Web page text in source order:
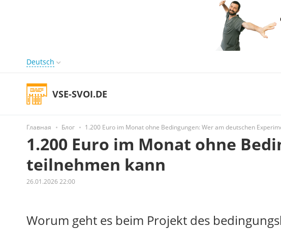
Deutsch
VSE-SVOI.DE
Главная Блог 1.200 Euro im Monat ohne Bedingungen: Wer am deutschen
1.200 Euro im Monat ohne
teilnehmen kann
26.01.2026 22:00
Worum geht es beim Projekt des